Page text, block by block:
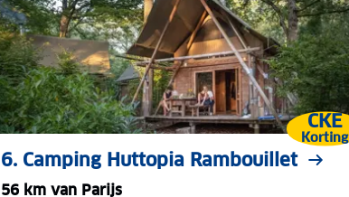
CKE
Korting
6. Camping Huttopia Rambouillet
56 km van Parijs